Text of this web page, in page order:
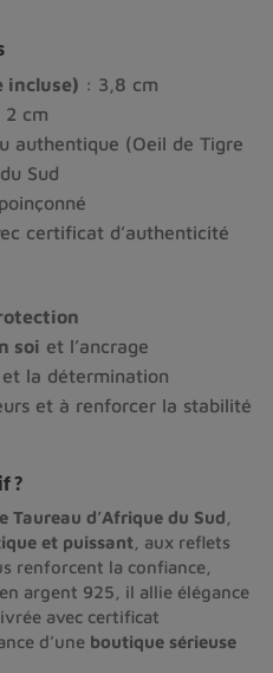
incluse) : 3,8 cm
2 cm
authentique (Oeil de Tigre
Sud
certificat d’authenticité
soi et l’ancrage
la détermination
et à renforcer la stabilité
?
Taureau d’Afrique du Sud
et puissant , aux reflets
renforcent la confiance,
argent 925, il allie élégance
avec certificat
d’une boutique sérieuse